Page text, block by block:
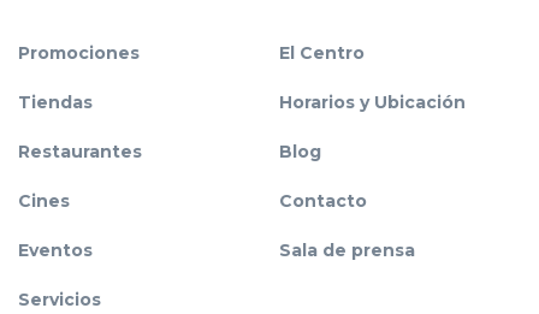
Promociones
Tiendas
Restaurantes
Cines
Eventos
Servicios
El Centro
Horarios y Ubicación
Blog
Contacto
Sala de prensa